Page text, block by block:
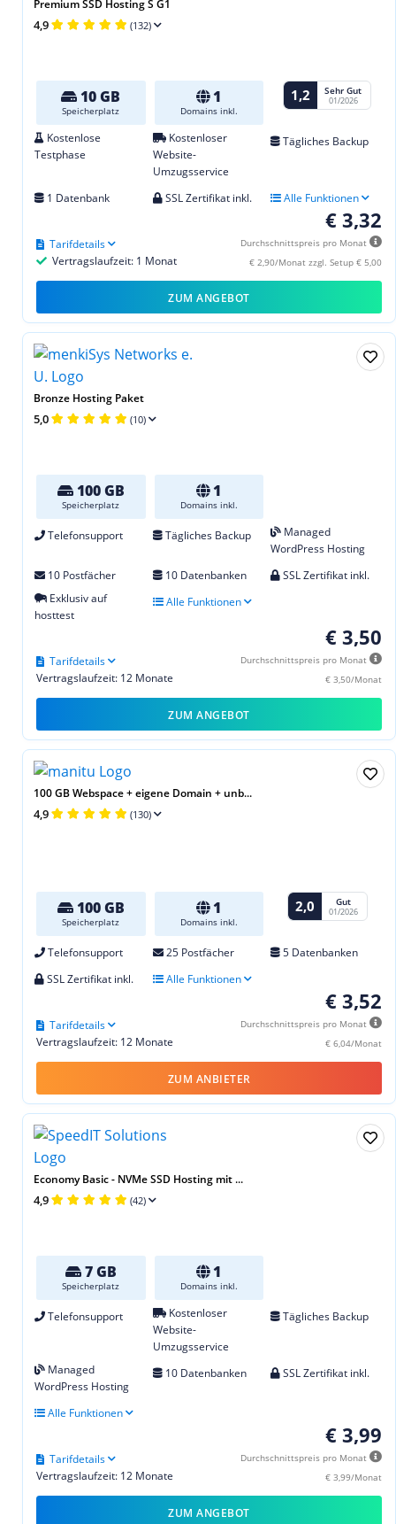
Premium SSD Hosting S G1
4,9 (132)
10 GB
Speicherplatz
1
Domains inkl.
1,2 Sehr Gut
01/2026
Kostenlose
Testphase
Kostenloser
Website-
Umzugsservice
Tägliches Backup
1 Datenbank SSL Zertifikat inkl. Alle Funktionen
€ 3,32
Durchschnittspreis pro Monat
€ 2,90/Monat zzgl. Setup € 5,00
Vertragslaufzeit: 1 Monat
Tarifdetails
ZUM ANGEBOT
Bronze Hosting Paket
5,0 (10)
100 GB
Speicherplatz
1
Domains inkl.
Telefonsupport Tägliches Backup
Managed
WordPress Hosting
10 Postfächer
10 Datenbanken
SSL Zertifikat inkl.
Exklusiv auf
hosttest
Alle Funktionen
€ 3,50
Durchschnittspreis pro Monat
€ 3,50/Monat
Vertragslaufzeit: 12 Monate
Tarifdetails
ZUM ANGEBOT
100 GB Webspace + eigene Domain + unb...
4,9 (130)
100 GB
Speicherplatz
1
Domains inkl.
2,0 Gut
01/2026
Telefonsupport 25 Postfächer
5 Datenbanken
SSL Zertifikat inkl.
Alle Funktionen
€ 3,52
Durchschnittspreis pro Monat
€ 6,04/Monat
Vertragslaufzeit: 12 Monate
Tarifdetails
ZUM ANBIETER
Economy Basic - NVMe SSD Hosting mit ...
4,9 (42)
7 GB
Speicherplatz
1
Domains inkl.
Telefonsupport
Kostenloser
Website-
Umzugsservice
Tägliches Backup
Managed
WordPress Hosting
10 Datenbanken SSL Zertifikat inkl.
Alle Funktionen
€ 3,99
Durchschnittspreis pro Monat
€ 3,99/Monat
Vertragslaufzeit: 12 Monate
Tarifdetails
ZUM ANGEBOT